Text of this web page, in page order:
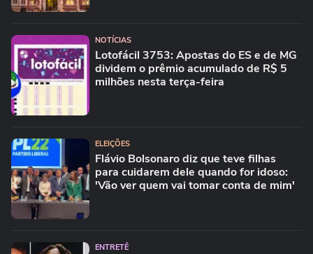
NOTÍCIAS
Lotofácil 3753: Apostas do ES e de MG
dividem o prêmio acumulado de R$ 5
milhões nesta terça-feira
ELEIÇÕES
Flávio Bolsonaro diz que teve filhas
para cuidarem dele quando for idoso:
'Vão ver quem vai tomar conta de mim'
ENTRETÊ